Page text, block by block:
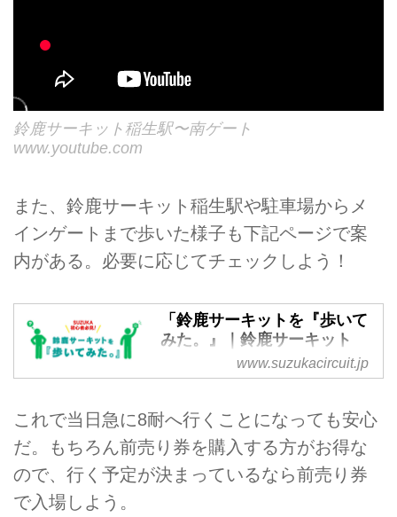
鈴鹿サーキット稲生駅〜南ゲート
www.youtube.com
また、鈴鹿サーキット稲生駅や駐車場からメ
インゲートまで歩いた様子も下記ページで案
内がある。必要に応じてチェックしよう！
「鈴鹿サーキットを『歩いて
みた。』｜鈴鹿サーキット
意外と広い鈴鹿サーキット！駐車
へはどうやって行けば良いんだろ
う…？そんなギモンにお答えする
べく、スタッフがカメラを持って
実際に“歩いて”みました！是非参
www.suzukacircuit.jp
これで当日急に8耐へ行くことになっても安心
だ。もちろん前売り券を購入する方がお得な
ので、行く予定が決まっているなら前売り券
で入場しよう。